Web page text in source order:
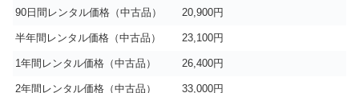
90日間レンタル価格（中古品） 20,900円
半年間レンタル価格（中古品） 23,100円
1年間レンタル価格（中古品） 26,400円
2年間レンタル価格（中古品） 33,000円